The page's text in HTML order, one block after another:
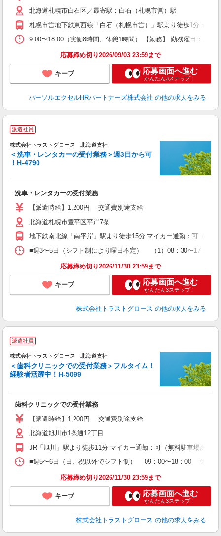
北海道札幌市白石区／最寄駅：白石（札幌市営）駅
札幌市営地下鉄東西線「白石（札幌市営）」駅より徒歩1分 ★駅
9:00〜18:00（実働8時間、休憩1時間） 【勤務】 勤務曜日：月
応募締め切り2026/09/03 23:59まで
キープ 応募画面へ進む
かんたん3ステップ！
パーソルエクセルHRパートナーズ株式会社 の他の求人をみる
派遣社員
株式会社トラストグロース 北海道支社
＜洗車・レンタカーの受付業務＞週3日から可
！H-4790
洗車・レンタカーの受付業務
【派遣時給】1,200円 交通費別途支給
北海道札幌市豊平区平岸7条
地下鉄南北線「南平岸」駅より徒歩15分 マイカー通勤：可（無料
■週3〜5日（シフト制により曜日不定） （1）08：30〜17：
応募締め切り2026/11/30 23:59まで
キープ 応募画面へ進む
かんたん3ステップ！
株式会社トラストグロース の他の求人をみる
派遣社員
株式会社トラストグロース 北海道支社
＜歯科クリニックでの受付業務＞フルタイム！
経験者活躍中！H-5099
歯科クリニックでの受付業務
【派遣時給】1,200円 交通費別途支給
北海道旭川市1条通12丁目
JR「旭川」駅より徒歩11分 マイカー通勤：可（無料駐車場あり）
■週5〜6日（日、祝以外でシフト制） 09：00〜18：00 休憩60
応募締め切り2026/11/30 23:59まで
キープ 応募画面へ進む
かんたん3ステップ！
株式会社トラストグロース の他の求人をみる